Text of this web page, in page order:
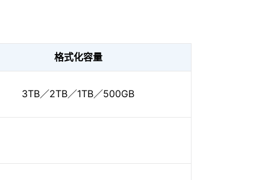
格式化容量
3TB／2TB／1TB／500GB